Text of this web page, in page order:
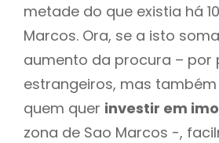
metade do que existia há
Marcos. Ora, se a isto
aumento da procura – por
estrangeiros, mas
quem quer investir em
zona de Sao Marcos -,